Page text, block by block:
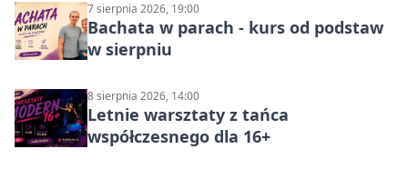
7 sierpnia 2026, 19:00
Bachata w parach - kurs od podstaw
w sierpniu
8 sierpnia 2026, 14:00
Letnie warsztaty z tańca
współczesnego dla 16+